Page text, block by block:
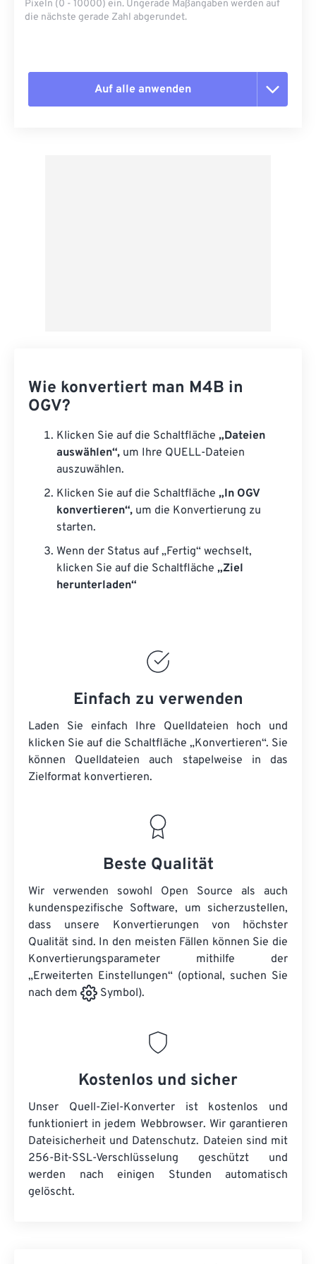
Pixeln (0 - 10000) ein. Ungerade Maßangaben werden auf
die nächste gerade Zahl abgerundet.
Auf alle anwenden
Wie konvertiert man M4B in
OGV?
Klicken Sie auf die Schaltfläche „Dateien
auswählen“, um Ihre QUELL-Dateien
auszuwählen.
Klicken Sie auf die Schaltfläche „In OGV
konvertieren“, um die Konvertierung zu
starten.
Wenn der Status auf „Fertig“ wechselt,
klicken Sie auf die Schaltfläche „Ziel
herunterladen“
Einfach zu verwenden
Laden Sie einfach Ihre Quelldateien hoch und
klicken Sie auf die Schaltfläche „Konvertieren“. Sie
können Quelldateien auch stapelweise in das
Zielformat konvertieren.
Beste Qualität
Wir verwenden sowohl Open Source als auch
kundenspezifische Software, um sicherzustellen,
dass unsere Konvertierungen von höchster
Qualität sind. In den meisten Fällen können Sie die
Konvertierungsparameter mithilfe der
„Erweiterten Einstellungen“ (optional, suchen Sie
nach dem
Symbol).
Kostenlos und sicher
Unser Quell-Ziel-Konverter ist kostenlos und
funktioniert in jedem Webbrowser. Wir garantieren
Dateisicherheit und Datenschutz. Dateien sind mit
256-Bit-SSL-Verschlüsselung geschützt und
werden nach einigen Stunden automatisch
gelöscht.